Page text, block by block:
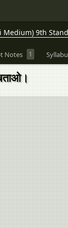
Medium) 9th
Notes 1